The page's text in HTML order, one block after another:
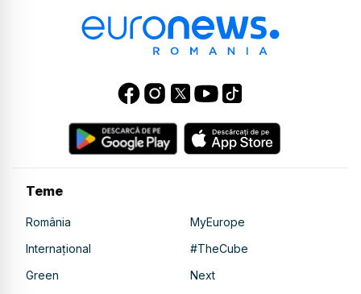
Teme
România
MyEurope
Internațional
#TheCube
Green
Next